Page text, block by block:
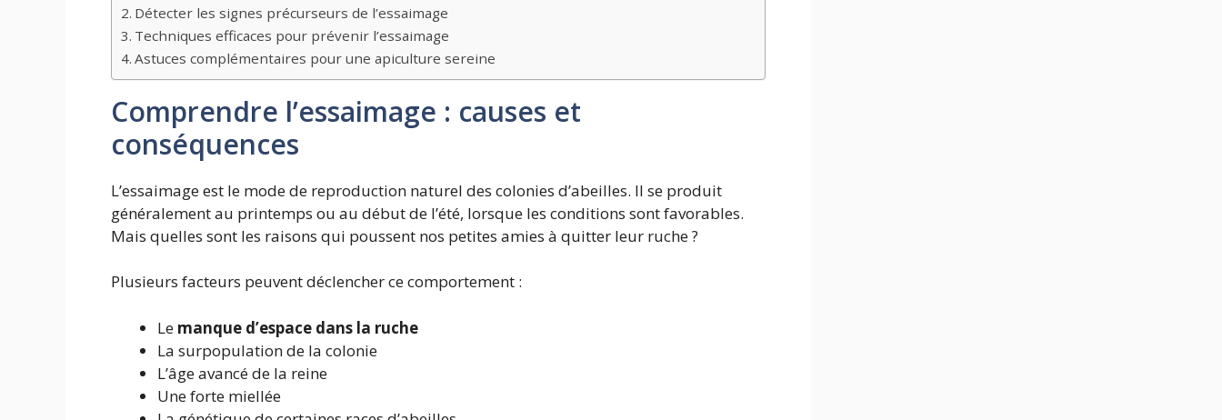
Détecter les signes précurseurs de l’essaimage
Techniques efficaces pour prévenir l’essaimage
Astuces complémentaires pour une apiculture sereine
Comprendre l’essaimage : causes et
conséquences
L’essaimage est le mode de reproduction naturel des colonies d’abeilles. Il se produit
généralement au printemps ou au début de l’été, lorsque les conditions sont favorables.
Mais quelles sont les raisons qui poussent nos petites amies à quitter leur ruche ?
Plusieurs facteurs peuvent déclencher ce comportement :
Le manque d’espace dans la ruche
La surpopulation de la colonie
L’âge avancé de la reine
Une forte miellée